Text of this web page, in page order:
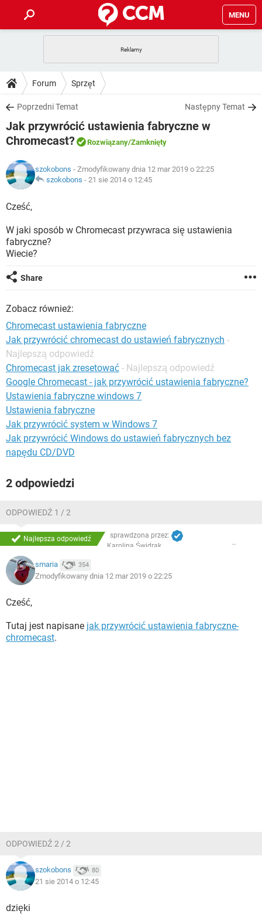
MENU
GRY
SPOTIFY
INSTAGRAM FACEBOOK
WINDOWS 10
PORADY
PlayStation
SPOTIFY
WINDOWS 10
DO POBRANIA
ANDROID TIKTOK
GRY WHATSAPP
IOS NETFLIX
INSTAGRAM
WINDOWS 10
FORUM
GRY WHATSAPP
WINDOWS 10
ARTYKUŁY
COVID-19
GRY
SPOTIFY NETFLIX
INSTAGRAM
Forum Sprzęt
Poprzedni Temat Następny Temat
Jak przywrócić ustawienia fabryczne w
Chromecast?
Rozwiązany/Zamknięty
szokobons - Zmodyfikowany dnia 12 mar 2019 o 22:25
szokobons - 21 sie 2014 o 12:45
Cześć,
W jaki sposób w Chromecast przywraca się ustawienia
fabryczne?
Wiecie?
Share
Zobacz również:
Chromecast ustawienia fabryczne
Jak przywrócić chromecast do ustawień fabrycznych -
Najlepszą odpowiedź
Chromecast jak zresetować - Najlepszą odpowiedź
Google Chromecast - jak przywrócić ustawienia fabryczne?
Ustawienia fabryczne windows 7
Ustawienia fabryczne
Jak przywrócić system w Windows 7
Jak przywrócić Windows do ustawień fabrycznych bez
napędu CD/DVD
2 odpowiedzi
ODPOWIEDŹ 1 / 2
Najlepsza odpowiedź
sprawdzona przez:
Karolina Świdrak
smaria 354
Zmodyfikowany dnia 12 mar 2019 o 22:25
Cześć,
Tutaj jest napisane jak przywrócić ustawienia fabryczne-
chromecast.
ODPOWIEDŹ 2 / 2
szokobons 80
21 sie 2014 o 12:45
dzięki